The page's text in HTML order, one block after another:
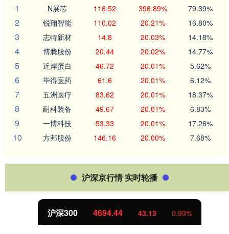
1
N展芯 116.52 396.89% 79.39%
2 锐翔智能 110.02 20.21% 16.80%
3 志特新材 14.8 20.03% 14.18%
4 博腾股份 20.44 20.02% 14.77%
5 近岸蛋白 46.72 20.01% 5.62%
6 毕得医药 61.6 20.01% 6.12%
7 五洲医疗 83.62 20.01% 18.37%
8 耐科装备 49.67 20.01% 6.83%
9 一博科技 53.33 20.01% 17.26%
10 方邦股份 146.16 20.00% 7.68%
沪深京行情 实时轮播
沪深300 4694.44 43.13 0.93%